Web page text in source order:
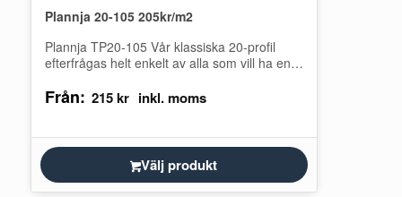
Plannja 20-105 205kr/m2
Plannja TP20-105 Vår klassiska 20-profil
efterfrågas helt enkelt av alla som vill ha en
Från: 215kr
Välj produkt